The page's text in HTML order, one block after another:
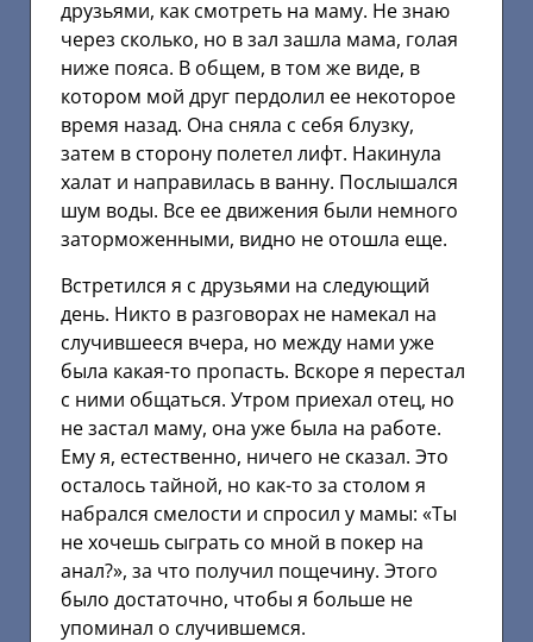
друзьями, как смотреть на маму. Не знаю
через сколько, но в зал зашла мама, голая
ниже пояса. В общем, в том же виде, в
котором мой друг пердолил ее некоторое
время назад. Она сняла с себя блузку,
затем в сторону полетел лифт. Накинула
халат и направилась в ванну. Послышался
шум воды. Все ее движения были немного
заторможенными, видно не отошла еще.
Встретился я с друзьями на следующий
день. Никто в разговорах не намекал на
случившееся вчера, но между нами уже
была какая-то пропасть. Вскоре я перестал
с ними общаться. Утром приехал отец, но
не застал маму, она уже была на работе.
Ему я, естественно, ничего не сказал. Это
осталось тайной, но как-то за столом я
набрался смелости и спросил у мамы: «Ты
не хочешь сыграть со мной в покер на
анал?», за что получил пощечину. Этого
было достаточно, чтобы я больше не
упоминал о случившемся.